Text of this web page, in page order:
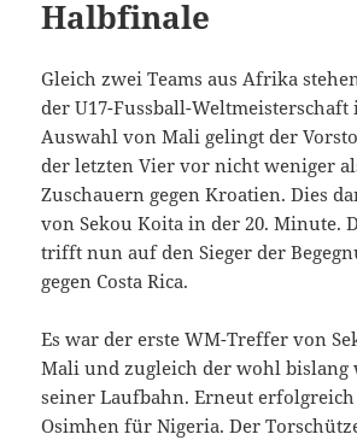
Halbfinale
Gleich zwei Teams aus Afrika
der U17-Fussball-Weltmeisterschaft
Auswahl von Mali gelingt der
der letzten Vier vor nicht weniger
Zuschauern gegen Kroatien. Dies
von Sekou Koita in der 20. Minute.
trifft nun auf den Sieger der
gegen Costa Rica.
Es war der erste WM-Treffer von
Mali und zugleich der wohl bislang
seiner Laufbahn. Erneut
Osimhen für Nigeria. Der